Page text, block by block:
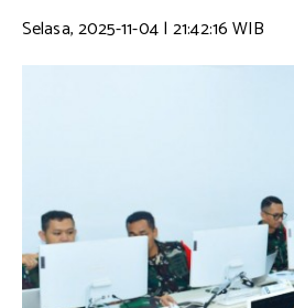
Selasa, 2025-11-04 | 21:42:16 WIB